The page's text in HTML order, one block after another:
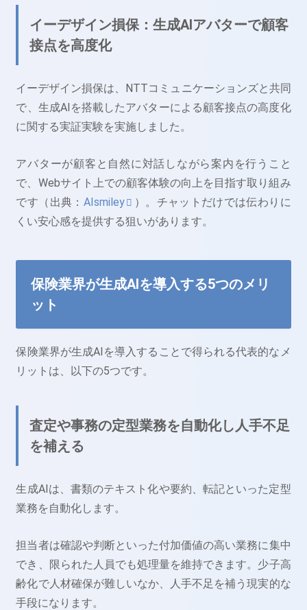
イーデザイン損保：生成AIアバターで顧客
接点を高度化
イーデザイン損保は、NTTコミュニケーションズと共同
で、生成AIを搭載したアバターによる顧客接点の高度化
に関する実証実験を実施しました。
アバターが顧客と自然に対話しながら案内を行うこと
で、Webサイト上での顧客体験の向上を目指す取り組み
です（出典： AIsmiley
）。チャットだけでは伝わりに
くい安心感を提供する狙いがあります。
保険業界が生成AIを導入する5つのメリ
ット
保険業界が生成AIを導入することで得られる代表的なメ
リットは、以下の5つです。
査定や事務の定型業務を自動化し人手不足
を補える
生成AIは、書類のテキスト化や要約、転記といった定型
業務を自動化します。
担当者は確認や判断といった付加価値の高い業務に集中
でき、限られた人員でも処理量を維持できます。少子高
齢化で人材確保が難しいなか、人手不足を補う現実的な
手段になります。